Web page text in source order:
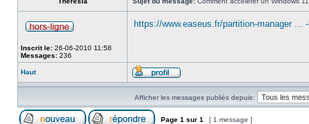
Inscrit le: 26-06-2010 11:58
Messages: 236
https://www.easeus.fr/partition-manager ...
Haut
Afficher les messages publiés depuis:
Page 1 sur 1 [ 1 message ]